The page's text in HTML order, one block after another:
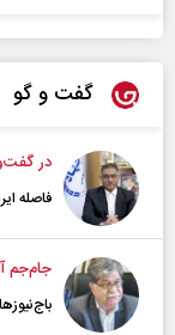
گفت و گو
در
فاصله
جام‌جم